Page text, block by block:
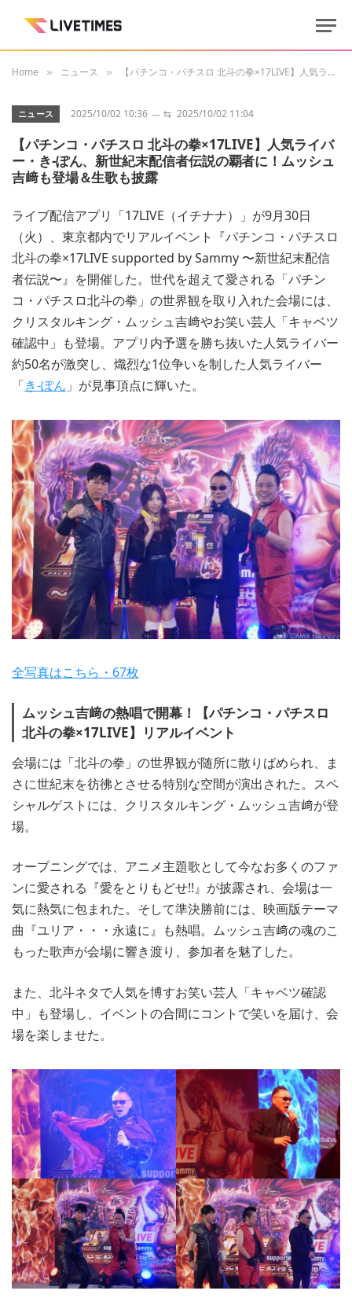
Home » ニュース » 【パチンコ・パチスロ 北斗の拳×17LIVE】人気ライバー・き-ぽん、新世紀末配信者伝説の覇者に！ムッシュ吉﨑も登場＆生歌も披露
ニュース 2025/10/02 10:36 ⇆ 2025/10/02 11:04
【パチンコ・パチスロ 北斗の拳×17LIVE】人気ライバ
ー・き-ぽん、新世紀末配信者伝説の覇者に！ムッシュ
吉﨑も登場＆生歌も披露
ライブ配信アプリ「17LIVE（イチナナ）」が9月30日
（火）、東京都内でリアルイベント『パチンコ・パチスロ
北斗の拳×17LIVE supported by Sammy 〜新世紀末配信
者伝説〜』を開催した。世代を超えて愛される「パチン
コ・パチスロ北斗の拳」の世界観を取り入れた会場には、
クリスタルキング・ムッシュ吉﨑やお笑い芸人「キャベツ
確認中」も登場。アプリ内予選を勝ち抜いた人気ライバー
約50名が激突し、熾烈な1位争いを制した人気ライバー
「き-ぽん 」が見事頂点に輝いた。
全写真はこちら・67枚
ムッシュ吉﨑の熱唱で開幕！
【パチンコ・パチスロ
北斗の拳×17LIVE】リアルイベント
会場には「北斗の拳」の世界観が随所に散りばめられ、ま
さに世紀末を彷彿とさせる特別な空間が演出された。スペ
シャルゲストには、クリスタルキング・ムッシュ吉﨑が登
場。
オープニングでは、アニメ主題歌として今なお多くのファ
ンに愛される『愛をとりもどせ!!』が披露され、会場は一
気に熱気に包まれた。そして準決勝前には、映画版テーマ
曲『ユリア・・・永遠に』も熱唱。ムッシュ吉﨑の魂のこ
もった歌声が会場に響き渡り、参加者を魅了した。
また、北斗ネタで人気を博すお笑い芸人「キャベツ確認
中」も登場し、イベントの合間にコントで笑いを届け、会
場を楽しませた。